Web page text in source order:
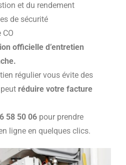
et du rendement
de sécurité
officielle d’entretien
régulier vous évite des
réduire votre facture
58 50 06 pour prendre
ligne en quelques clics.